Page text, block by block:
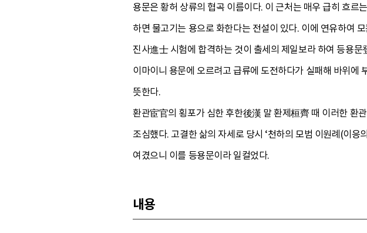
용문은 황허 상류의 협곡 이름이다. 이 근처는 매우 급히 흐르
하면 물고기는 용으로 화한다는 전설이 있다. 이에 연유하여
진사進士 시험에 합격하는 것이 출세의 제일보라 하여 등용
이마이니 용문에 오르려고 급류에 도전하다가 실패해 바위
뜻한다.
환관宦官의 횡포가 심한 후한後漢 말 환제桓齊 때 이러한 환
조심했다. 고결한 삶의 자세로 당시 ‘천하의 모범 이원례(이
여겼으니 이를 등용문이라 일컬었다.
내용